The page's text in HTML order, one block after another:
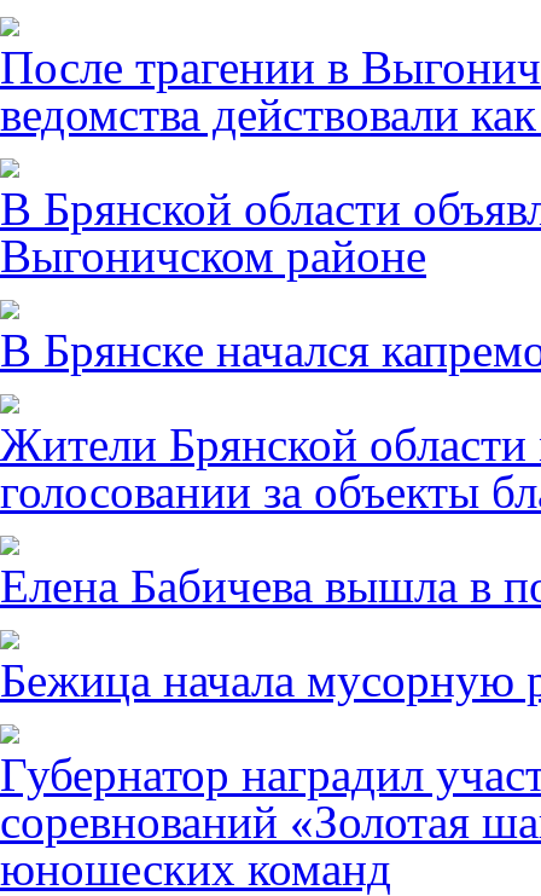
После трагении в
ведомства действовали
В Брянской области
Выгоничском районе
В Брянске начался
Жители Брянской области
голосовании за объекты
Елена Бабичева вышла в
Бежица начала мусорную
Губернатор наградил
соревнований «Золотая
юношеских команд